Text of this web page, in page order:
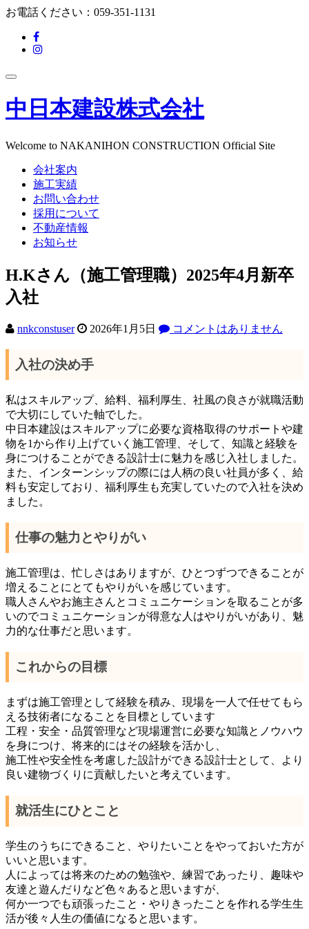
コ
ス
キ
プ
お電話ください： 059-351-1131
fa-
facebook-
fa-
ナ
ビ
ゲ
ー
ョ
中日本建設株式会社
Welcome to NAKANIHON CONSTRUCTION Official Site
会社案内
施工実績
お問い合わせ
採用について
不動産情報
お知らせ
H.Kさん（施工管理職）2025年4月新卒
入社
nnkconstuser 2026年1月5日 コメントはありません
入社の決め手
私はスキルアップ、給料、福利厚生、社風の良さが就職活動
で大切にしていた軸でした。
中日本建設はスキルアップに必要な資格取得のサポートや建
物を1から作り上げていく施工管理、そして、知識と経験を
身につけることができる設計士に魅力を感じ入社しました。
また、インターンシップの際には人柄の良い社員が多く、給
料も安定しており、福利厚生も充実していたので入社を決め
ました。
仕事の魅力とやりがい
施工管理は、忙しさはありますが、ひとつずつできることが
増えることにとてもやりがいを感じています。
職人さんやお施主さんとコミュニケーションを取ることが多
いのでコミュニケーションが得意な人はやりがいがあり、魅
力的な仕事だと思います。
これからの目標
まずは施工管理として経験を積み、現場を一人で任せてもら
える技術者になることを目標としています
工程・安全・品質管理など現場運営に必要な知識とノウハウ
を身につけ、将来的にはその経験を活かし、
施工性や安全性を考慮した設計ができる設計士として、より
良い建物づくりに貢献したいと考えています。
就活生にひとこと
学生のうちにできること、やりたいことをやっておいた方が
いいと思います。
人によっては将来のための勉強や、練習であったり、趣味や
友達と遊んだりなど色々あると思いますが、
何か一つでも頑張ったこと・やりきったことを作れる学生生
活が後々人生の価値になると思います。